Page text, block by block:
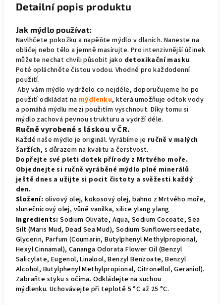
Detailní popis produktu
Jak mýdlo používat:
Navlhčete pokožku a napěňte mýdlo v dlaních. Naneste na
obličej nebo tělo a jemně masírujte. Pro intenzivnější účinek
můžete nechat chvíli působit jako detoxikační masku.
Poté opláchněte čistou vodou. Vhodné pro každodenní
použití.
Aby vám mýdlo vydrželo co nejdéle, doporučujeme ho po
použití odkládat na mýdlenku, která umožňuje odtok vody
a pomáhá mýdlu mezi použitím vyschnout. Díky tomu si
mýdlo zachová pevnou strukturu a vydrží déle.
Ručně vyrobené s láskou v ČR.
Každé naše mýdlo je originál. Vyrábíme je ručně v malých
šaržích, s důrazem na kvalitu a čerstvost.
Dopřejte své pleti dotek přírody z Mrtvého moře.
Objednejte si ručně vyráběné mýdlo plné minerálů
ještě dnes a užijte si pocit čistoty a svěžesti každý
den.
Složení: olivový olej, kokosový olej, bahno z Mrtvého moře,
slunečnicový olej, vůně vanilka, silice ylang ylang
Ingredients: Sodium Olivate, Aqua, Sodium Cocoate, Sea
Silt (Maris Mud, Dead Sea Mud), Sodium Sunflowerseedate,
Glycerin, Parfum (Coumarin, Butylphenyl Methylpropional,
Hexyl Cinnamal), Cananga Odorata Flower Oil (Benzyl
Salicylate, Eugenol, Linalool, Benzyl Benzoate, Benzyl
Alcohol, Butylphenyl Methylpropional, Citronellol, Geraniol).
Zabraňte styku s očima. Odkládejte na suchou
mýdlenku. Uchovávejte při teplotě 5 °C až 25 °C.